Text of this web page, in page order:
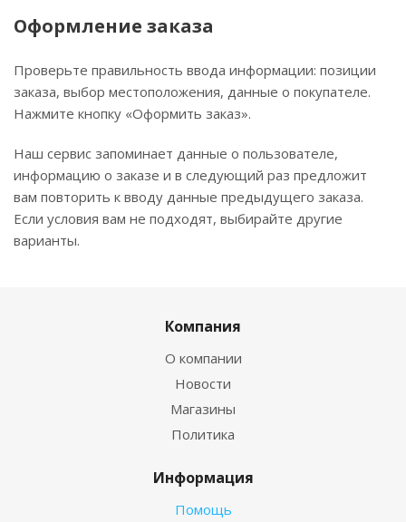
Оформление заказа
Проверьте правильность ввода информации: позиции
заказа, выбор местоположения, данные о покупателе.
Нажмите кнопку «Оформить заказ».
Наш сервис запоминает данные о пользователе,
информацию о заказе и в следующий раз предложит
вам повторить к вводу данные предыдущего заказа.
Если условия вам не подходят, выбирайте другие
варианты.
Компания
О компании
Новости
Магазины
Политика
Информация
Помощь